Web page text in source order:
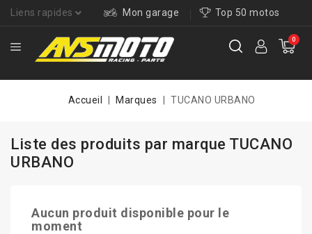
Liens rapides Mon garage Top 50 motos
0
Accueil Marques TUCANO URBANO
Liste des produits par marque TUCANO
URBANO
Aucun produit disponible pour le
moment